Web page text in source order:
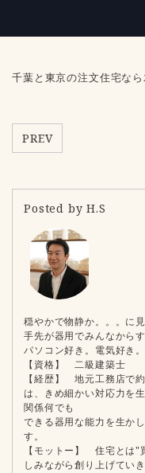
千葉と東京の注文住宅な
PREV
Posted by H.S
穏やかで物静か。。。に
手先が器用でみんなから
パソコン好き。電気好き。
【資格】 二級建築士
【経歴】 地元工務店で
は、きめ細かい対応力を
関係何でも
できる器用な能力を生か
す。
【モットー】 住宅とは"
しみながら創り上げていき